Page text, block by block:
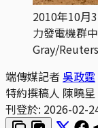
2010年10月
力發電機群
Gray/
端傳媒記者 吳政霆
特約撰稿人 陳曉星
刊登於: 2026-02-